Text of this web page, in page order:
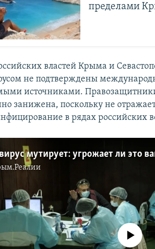
пределами
властей Крыма и
не подтверждены
источниками.
занижена, поскольку не
в рядах российских
No media source